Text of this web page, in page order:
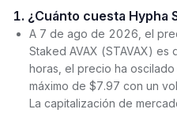
1. ¿Cuánto cuesta
A 7 de ago de 2026, el
Staked AVAX (STAVAX) es
horas, el precio ha
máximo de $7.97 con un
La capitalización de